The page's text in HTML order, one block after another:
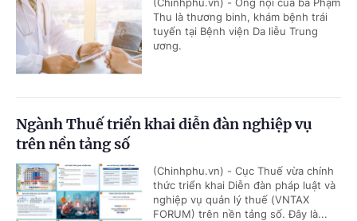
Thu là thương binh, khám bệnh trái
tuyến tại Bệnh viện Da liễu Trung
ương.
Ngành Thuế triển khai diễn đàn nghiệp vụ
trên nền tảng số
(Chinhphu.vn) - Cục Thuế vừa chính
thức triển khai Diễn đàn pháp luật và
nghiệp vụ quản lý thuế (VNTAX
FORUM) trên nền tảng số. Đây là...